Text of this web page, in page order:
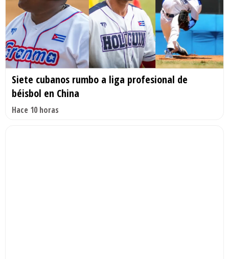
Siete cubanos rumbo a liga profesional de
béisbol en China
Hace 10 horas